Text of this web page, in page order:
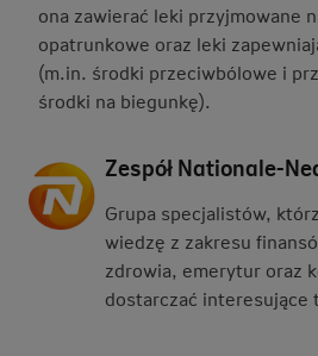
ona zawierać leki przyjmowane
opatrunkowe oraz leki
(m.in. środki przeciwbólowe i
środki na biegunkę).
Zespół Nationale-
Grupa specjalistów,
wiedzę z zakresu
zdrowia, emerytur oraz
dostarczać interesujące